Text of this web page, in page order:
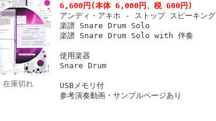
在庫切れ
6,600円 (本体 6,000円、税 600円)
アンディ・アキホ - ストップ スピーキング
楽譜 Snare Drum Solo
楽譜 Snare Drum Solo with 伴奏
使用楽器
Snare Drum
USBメモリ付
参考演奏動画・サンプルページあり